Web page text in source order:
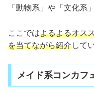
「動物系」や「文化系
ここではよるよるオス
を当てながら紹介して
メイド系コンカフ